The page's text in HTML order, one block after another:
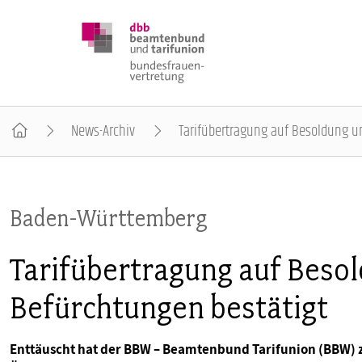
BUNDESTAGSWAHL 2025
POSITIONEN
SCHWERPUNKTTHEMEN
News-Archiv Tarifübertragung auf Besoldung
Baden-Württemberg
Tarifübertragung auf
Befürchtungen bestätigt
Enttäuscht hat der BBW – Beamtenbund Tarifunion